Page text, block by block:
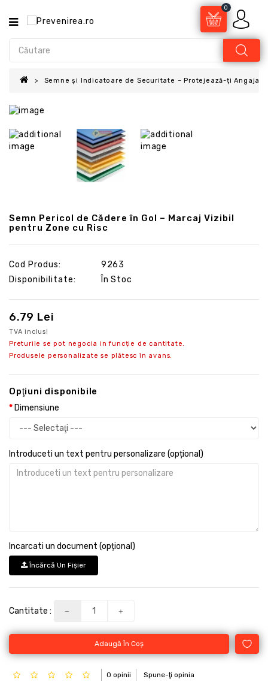
0
Semne și Indicatoare de Securitate – Protejează-ți
Semn Pericol de Cădere în Gol – Marcaj Vizibil
pentru Zone cu Risc
Cod Produs:
9263
Disponibilitate:
În Stoc
6.79 Lei
TVA inclus!
Preturile se pot negocia in funcție de cantitate.
Produsele personalizate se plătesc în avans.
Opţiuni disponibile
Dimensiune
Introduceti un text pentru personalizare (opțional)
Incarcati un document (opțional)
Încărcă Un Fişier
Cantitate :
Adaugă În Coş
0 opinii Spune-ţi opinia